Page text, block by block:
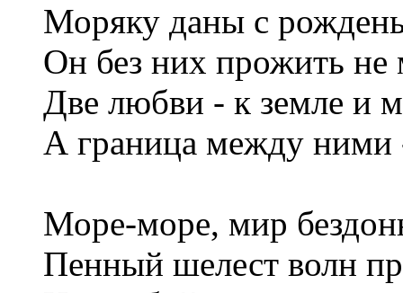
Моряку даны с
Он без них прожить не
Две любви - к земле и
А граница между ними
Море-море, мир
Пенный шелест волн